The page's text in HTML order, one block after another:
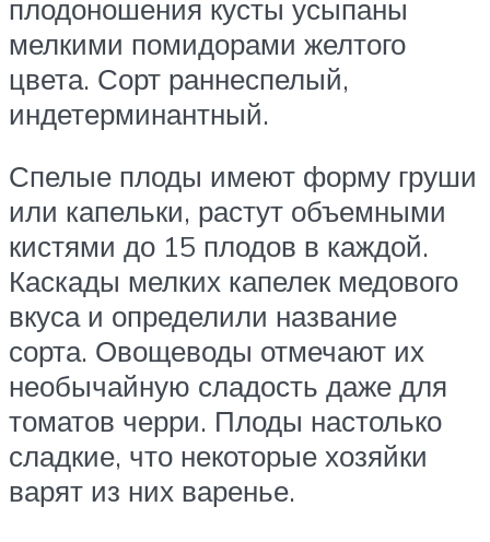
плодоношения кусты усыпаны
мелкими помидорами желтого
цвета. Сорт раннеспелый,
индетерминантный.
Спелые плоды имеют форму груши
или капельки, растут объемными
кистями до 15 плодов в каждой.
Каскады мелких капелек медового
вкуса и определили название
сорта. Овощеводы отмечают их
необычайную сладость даже для
томатов черри. Плоды настолько
сладкие, что некоторые хозяйки
варят из них варенье.